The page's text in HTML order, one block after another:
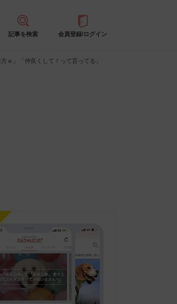
記事を検索 会員登録/ログイン
ｗ」「仲良くして！って言ってる」